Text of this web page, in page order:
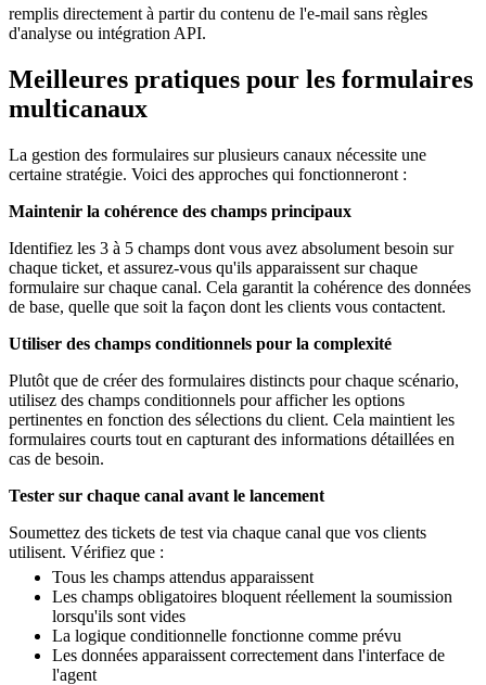
remplis directement à partir du contenu de l'e-mail sans règles
d'analyse ou intégration API.
Meilleures pratiques pour les formulaires
multicanaux
La gestion des formulaires sur plusieurs canaux nécessite une
certaine stratégie. Voici des approches qui fonctionneront :
Maintenir la cohérence des champs principaux
Identifiez les 3 à 5 champs dont vous avez absolument besoin sur
chaque ticket, et assurez-vous qu'ils apparaissent sur chaque
formulaire sur chaque canal. Cela garantit la cohérence des données
de base, quelle que soit la façon dont les clients vous contactent.
Utiliser des champs conditionnels pour la complexité
Plutôt que de créer des formulaires distincts pour chaque scénario,
utilisez des champs conditionnels pour afficher les options
pertinentes en fonction des sélections du client. Cela maintient les
formulaires courts tout en capturant des informations détaillées en
cas de besoin.
Tester sur chaque canal avant le lancement
Soumettez des tickets de test via chaque canal que vos clients
utilisent. Vérifiez que :
Tous les champs attendus apparaissent
Les champs obligatoires bloquent réellement la soumission
lorsqu'ils sont vides
La logique conditionnelle fonctionne comme prévu
Les données apparaissent correctement dans l'interface de
l'agent